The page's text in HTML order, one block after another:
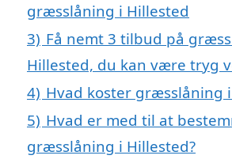
græsslåning i Hillested
3) Få nemt 3 tilbud på
Hillested, du kan være tryg
4) Hvad koster græsslåning
5) Hvad er med til at
græsslåning i Hillested?